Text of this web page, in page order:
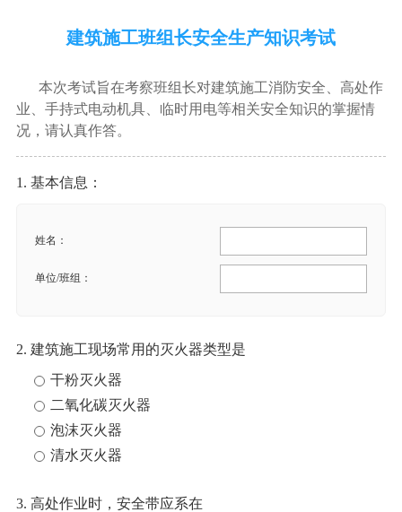
建筑施工班组长安全生产知识考试
本次考试旨在考察班组长对建筑施工消防安全、高处作
业、手持式电动机具、临时用电等相关安全知识的掌握情
况，请认真作答。
1. 基本信息：
姓名：
单位/班组：
2. 建筑施工现场常用的灭火器类型是
干粉灭火器
二氧化碳灭火器
泡沫灭火器
清水灭火器
3. 高处作业时，安全带应系在